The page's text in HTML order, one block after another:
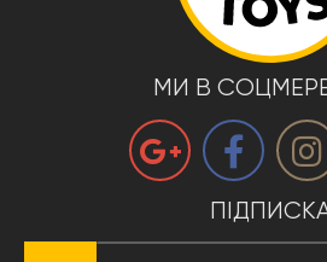
МИ В